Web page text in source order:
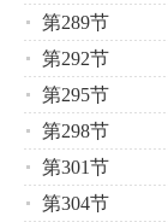
第289节
第292节
第295节
第298节
第301节
第304节